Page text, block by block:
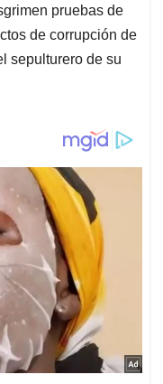
pruebas de
de corrupción de
sepulturero de su